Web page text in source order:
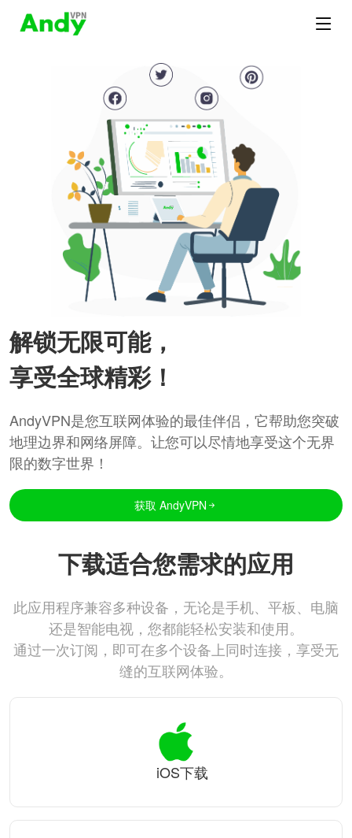
解锁无限可能，
享受全球精彩！
AndyVPN是您互联网体验的最佳伴侣，它帮助您突破
地理边界和网络屏障。让您可以尽情地享受这个无界
限的数字世界！
获取 AndyVPN
下载适合您需求的应用
此应用程序兼容多种设备，无论是手机、平板、电脑
还是智能电视，您都能轻松安装和使用。
通过一次订阅，即可在多个设备上同时连接，享受无
缝的互联网体验。
iOS下载